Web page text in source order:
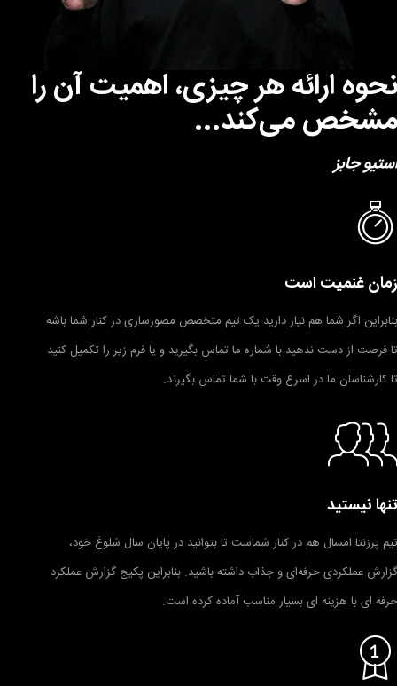
نحوه ارائه هر چیزی، اهمیت آن را
مشخص می‌کند...
استیو جابز
زمان غنمیت است
بنابراین اگر شما هم نیاز دارید یک تیم متخصص مصورسازی در کنار شما باشه
تا فرصت از دست ندهید با شماره ما تماس بگیرید و یا فرم زیر را تکمیل کنید
تا کارشناسان ما در اسرع وقت با شما تماس بگیرند.
تنها نیستید
تیم پرزنتا امسال هم در کنار شماست تا بتوانید در پایان سال شلوغ خود،
گزارش عملکردی حرفه‌ای و جذاب داشته باشید. بنابراین پکیج گزارش عملکرد
حرفه ای با هزینه ای بسیار مناسب آماده کرده است.